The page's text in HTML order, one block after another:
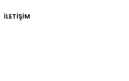
İLETİŞİM